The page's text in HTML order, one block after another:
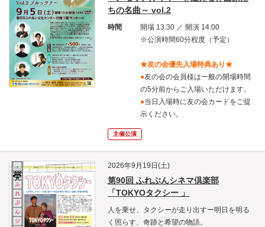
ちの名曲～ vol.2
時間
開場 13:30 ／ 開演 14:00
※公演時間60分程度（予定）
★友の会優先入場特典あり★
●友の会の会員様は一般の開場時間
の5分前からご入場いただけます。
●当日入場時に友の会カードをご提
示ください。
主催公演
2026年9月19日(土)
第90回 ふれぶんシネマ倶楽部
「TOKYOタクシー 」
人を乗せ、タクシーが走り出すー明日を明る
く照らす、奇跡と希望の物語。